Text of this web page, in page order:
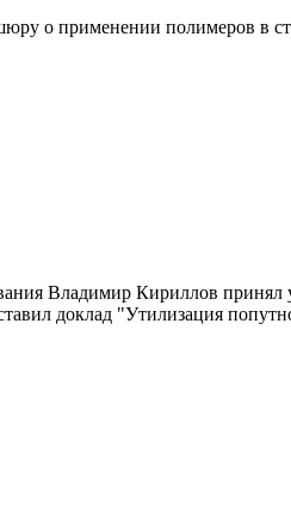
о применении полимеров в
Владимир Кириллов принял
доклад "Утилизация